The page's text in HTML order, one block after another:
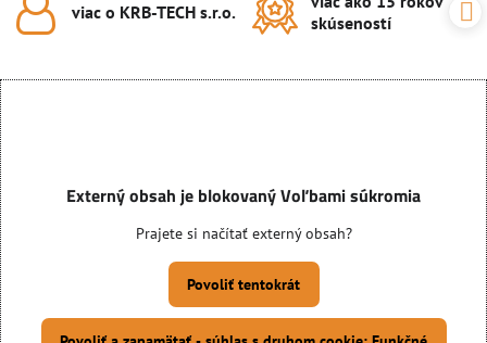
viac o KRB-TECH s​.r​.o​.
skúseností
Externý obsah je blokovaný Voľbami súkromia
Prajete si načítať externý obsah?
Povoliť tentokrát